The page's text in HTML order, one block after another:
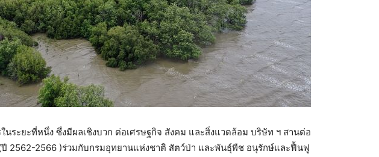
ในระยะที่หนึ่ง ซึ่งมีผลเชิงบวก ต่อเศรษฐกิจ สังคม และสิ่งแวดล้อม บริษัท ฯ สานต่อ
ปี 2562-2566 )ร่วมกับกรมอุทยานแห่งชาติ สัตว์ป่า และพันธุ์พืช อนุรักษ์และฟื้นฟู